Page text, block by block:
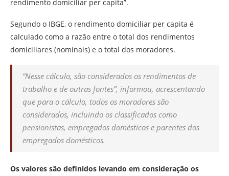
rendimento domiciliar per capita”.
Segundo o IBGE, o rendimento domiciliar per capita é
calculado como a razão entre o total dos rendimentos
domiciliares (nominais) e o total dos moradores.
“Nesse cálculo, são considerados os rendimentos de
trabalho e de outras fontes”, informou, acrescentando
que para o cálculo, todos os moradores são
considerados, incluindo os classificados como
pensionistas, empregados domésticos e parentes dos
empregados domésticos.
Os valores são definidos levando em consideração os